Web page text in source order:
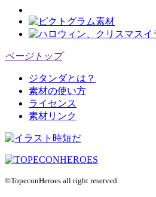
ページトップ
ジタンダとは？
素材の使い方
ライセンス
素材リンク
©TopeconHeroes all right reserved.